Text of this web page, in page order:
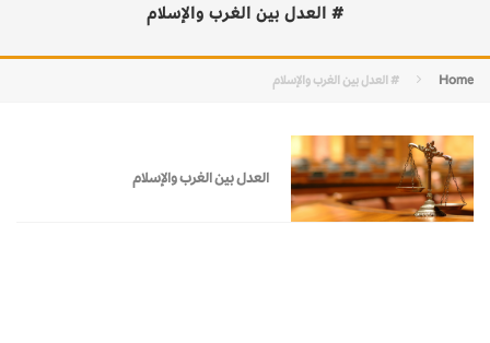
# العدل بين الغرب والإسلام
Home # العدل بين الغرب والإسلام
العدل بين الغرب والإسلام